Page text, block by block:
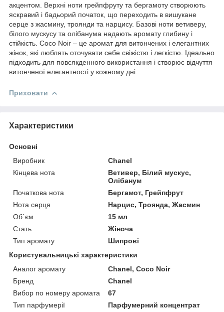
акцентом. Верхні ноти грейпфруту та бергамоту створюють
яскравий і бадьорий початок, що переходить в вишукане
серце з жасмину, троянди та нарцису. Базові ноти ветиверу,
білого мускусу та олібанума надають аромату глибину і
стійкість. Coco Noir – це аромат для витончених і елегантних
жінок, які люблять оточувати себе свіжістю і легкістю. Ідеально
підходить для повсякденного використання і створює відчуття
витонченої елегантності у кожному дні.
Приховати
Характеристики
Основні
Виробник
Chanel
Кінцева нота
Ветивер, Білий мускус,
Олібанум
Початкова нота
Бергамот, Грейпфрут
Нота серця
Нарцис, Троянда, Жасмин
Об`єм
15 мл
Стать
Жіноча
Тип аромату
Шипрові
Користувальницькі характеристики
Аналог аромату
Chanel, Coco Noir
Бренд
Chanel
Вибор по номеру аромата
67
Тип парфумерії
Парфумерний концентрат